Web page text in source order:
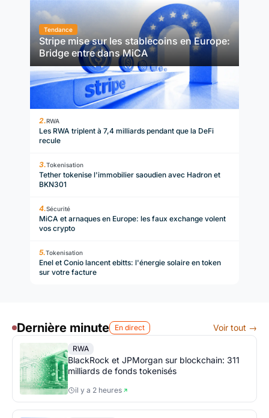
Tendance
Stripe mise sur les stablecoins en Europe:
Bridge entre dans MiCA
RWA
Les RWA triplent à 7,4 milliards pendant que la DeFi
recule
Tokenisation
Tether tokenise l'immobilier saoudien avec Hadron et
BKN301
Sécurité
MiCA et arnaques en Europe: les faux exchange volent
vos crypto
Tokenisation
Enel et Conio lancent ebitts: l'énergie solaire en token
sur votre facture
Dernière minute En direct Voir tout →
RWA
BlackRock et JPMorgan sur blockchain: 311
milliards de fonds tokenisés
il y a 2 heures